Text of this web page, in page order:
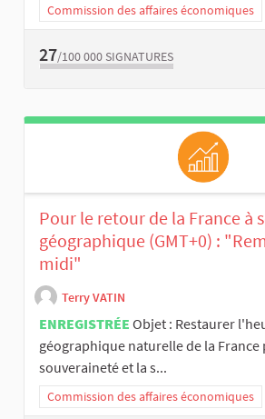
Commission des affaires économiques
27/100 000 SIGNATURES
Pour le retour de la France à
géographique (GMT+0) :
midi"
Terry VATIN
ENREGISTRÉE Objet : Restaurer
géographique naturelle de la France
souveraineté et la s...
Commission des affaires économiques